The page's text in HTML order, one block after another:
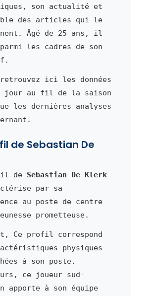
son actualité et
des articles qui le
Âgé de 25 ans, il
les cadres de son
ici les données
jour au fil de la saison
les dernières analyses
de Sebastian De
de Sebastian De Klerk
par sa
au poste de centre
prometteuse.
Ce profil correspond
physiques
à son poste.
ce joueur sud-
apporte à son équipe